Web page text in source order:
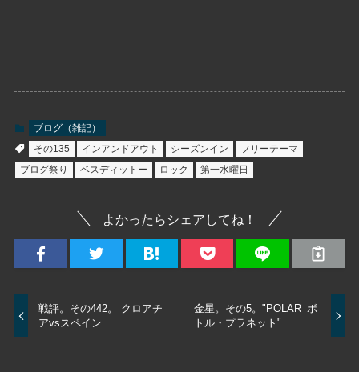
ブログ（雑記）
その135
インアンドアウト シーズンイン
フリーテーマ
ブログ祭り
ベスディットー ロック 第一水曜日
よかったらシェアしてね！
戦評。その442。 クロアチ
アvsスペイン
金星。その5。"POLAR_ボ
トル・プラネット"